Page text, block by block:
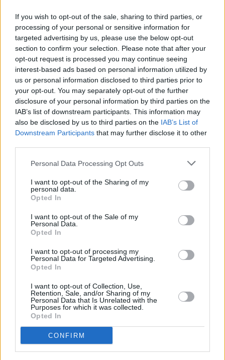
If you wish to opt-out of the sale, sharing to third parties, or
processing of your personal or sensitive information for
targeted advertising by us, please use the below opt-out
section to confirm your selection. Please note that after your
opt-out request is processed you may continue seeing
interest-based ads based on personal information utilized by
us or personal information disclosed to third parties prior to
your opt-out. You may separately opt-out of the further
disclosure of your personal information by third parties on the
IAB’s list of downstream participants. This information may
also be disclosed by us to third parties on the IAB’s List of
Downstream Participants that may further disclose it to other
Personal Data Processing Opt Outs
I want to opt-out of the Sharing of my
personal data.
Opted In
I want to opt-out of the Sale of my
Personal Data.
Opted In
I want to opt-out of processing my
Personal Data for Targeted Advertising.
Opted In
I want to opt-out of Collection, Use,
Retention, Sale, and/or Sharing of my
Personal Data that Is Unrelated with the
Purposes for which it was collected.
Opted In
CONFIRM
Διονύσης Αντωνέλλος
Δημοσιογράφος με εμπειρία σε blogging, ραδιόφωνο και
τηλεόραση. Εξειδίκευση στα ελληνοτουρκικά, τον
Ολυμπιακό και τον στίβο, με ρεπορτάζ και αναλύσεις από
πρώτο χέρι που προσφέρουν γνώση και έμπνευση.
Βαθμολογήστε αυτό το άρθρο:
★★ ★
και ο Τσιάμης
Πρωτάθλημα της Γλασκόβης